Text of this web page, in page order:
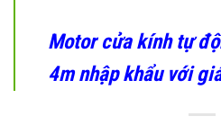
Motor cửa kính tự
4m nhập khẩu với